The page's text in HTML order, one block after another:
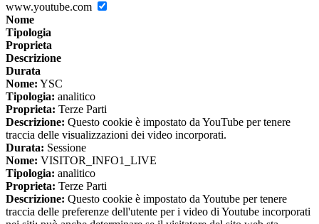
www.youtube.com
Nome
Tipologia
Proprieta
Descrizione
Durata
Nome: YSC
Tipologia: analitico
Proprieta: Terze Parti
Descrizione: Questo cookie è impostato da YouTube per tenere
traccia delle visualizzazioni dei video incorporati.
Durata: Sessione
Nome: VISITOR_INFO1_LIVE
Tipologia: analitico
Proprieta: Terze Parti
Descrizione: Questo cookie è impostato da Youtube per tenere
traccia delle preferenze dell'utente per i video di Youtube incorporati